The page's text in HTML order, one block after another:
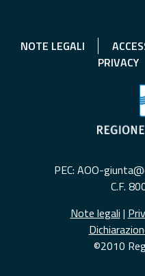
NOTE LEGALI
PRIVACY
PEC: AOO-
C.F.
Note legali |
©2010